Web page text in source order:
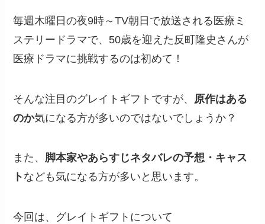
毎週木曜日の夜9時～TV朝日で放送される医療ミ
ステリードラマで、50歳を迎えた反町隆史さんが
医療ドラマに挑戦するのは初めて！
そんな注目のグレイトギフトですが、 原作はある
のか気になる方が多いのではないでしょうか？
また、 脚本家やあらすじネタバレの予想・キャス
ト なども気になる方が多いと思います。
今回は、グレイトギフトについて